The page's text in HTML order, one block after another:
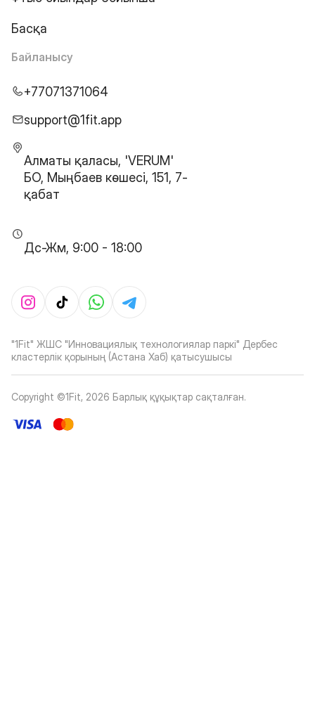
Басқа
Байланысу
+77071371064
support@1fit.app
Алматы қаласы, 'VERUM'
БО, Мыңбаев көшесі, 151, 7-
қабат
Дс-Жм, 9:00 - 18:00
"1Fit" ЖШС "Инновациялық технологиялар паркі" Дербес
кластерлік қорының (Астана Хаб) қатысушысы
Copyright ©1Fit, 2026 Барлық құқықтар сақталған.